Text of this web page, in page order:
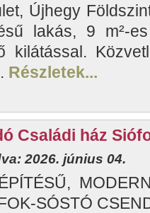
Újhegy
lakás, 9 m²-
kilátással.
Részletek...
Családi ház
2026. június 04.
SÓSTÓ